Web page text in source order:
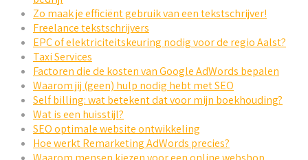
Zo maak je efficiënt gebruik van een tekstschrijver!
Freelance tekstschrijvers
EPC of elektriciteitskeuring nodig voor de regio Aalst?
Taxi Services
Factoren die de kosten van Google AdWords bepalen
Waarom jij (geen) hulp nodig hebt met SEO
Self billing: wat betekent dat voor mijn boekhouding?
Wat is een huisstijl?
SEO optimale website ontwikkeling
Hoe werkt Remarketing AdWords precies?